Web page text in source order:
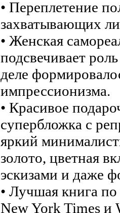
• Переплетение
захватывающих
• Женская
подсвечивает
деле
импрессионизма.
• Красивое
супербложка с
яркий
золото, цветная
эскизами и даже
• Лучшая книга
New York Times и